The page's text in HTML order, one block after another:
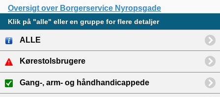
Oversigt over Borgerservice Nyropsgade
Klik på "alle" eller en gruppe for flere detaljer
ALLE
Kørestolsbrugere
Gang-, arm- og håndhandicappede